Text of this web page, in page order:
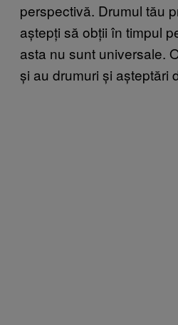
perspectivă. Drumul tău
aștepți să obții în timpul
asta nu sunt universale.
și au drumuri și așteptări